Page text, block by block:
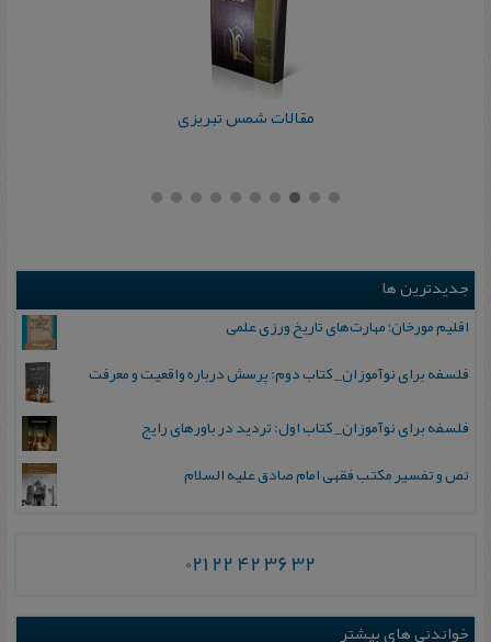
مقالات شمس تبریزی
جدیدترین ها
اقلیم مورخان؛ مهارت‌های تاریخ ورزی علمی
فلسفه برای نوآموزان_ کتاب دوم: پرسش درباره واقعیت و معرفت
فلسفه برای نوآموزان_ کتاب اول: تردید در باورهای رایج
نص و تفسیر مکتب فقهی امام صادق علیه السلام
021 22 42 36 32
خواندنی های بیشتر